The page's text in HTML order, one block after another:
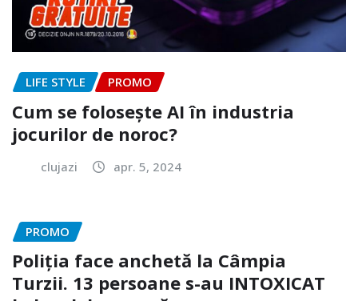
LIFE STYLE PROMO
Cum se folosește AI în industria
jocurilor de noroc?
clujazi apr. 5, 2024
PROMO
Poliția face anchetă la Câmpia
Turzii. 13 persoane s-au INTOXICAT